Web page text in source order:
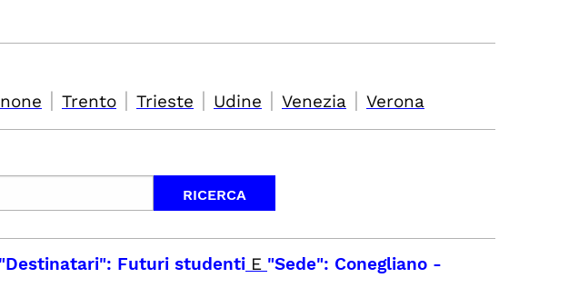
| Trento | Trieste | Udine | Venezia | Verona
"Destinatari": Futuri studenti E "Sede": Conegliano -